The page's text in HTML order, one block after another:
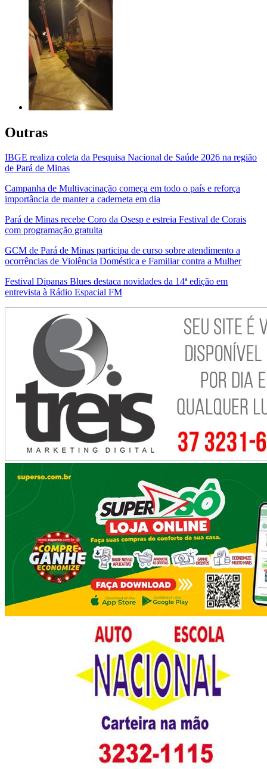
Outras
IBGE realiza coleta da Pesquisa Nacional de Saúde 2026 na região
de Pará de Minas
Campanha de Multivacinação começa em todo o país e reforça
importância de manter a caderneta em dia
Pará de Minas recebe Coro da Osesp e estreia Festival de Corais
com programação gratuita
GCM de Pará de Minas participa de curso sobre atendimento a
ocorrências de Violência Doméstica e Familiar contra a Mulher
Festival Dipanas Blues destaca novidades da 14ª edição em
entrevista à Rádio Espacial FM